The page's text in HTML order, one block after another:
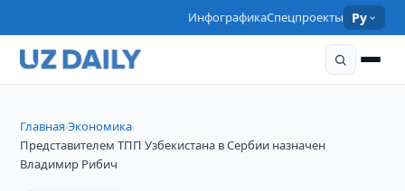
ИнфографикаСпецпроекты Ру
Главная›Экономика›
Представителем ТПП Узбекистана в Сербии назначен
Владимир Рибич